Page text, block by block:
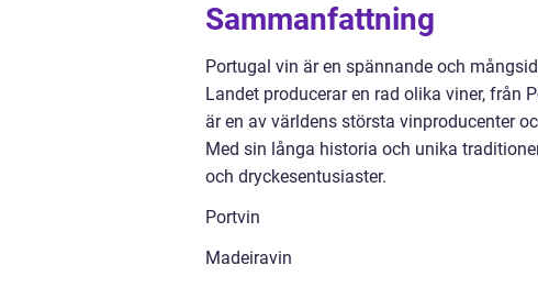
Sammanfattning
Portugal vin är en spännande och
Landet producerar en rad olika viner, från
är en av världens största vinproducenter
Med sin långa historia och unika
och dryckesentusiaster.
Portvin
Madeiravin